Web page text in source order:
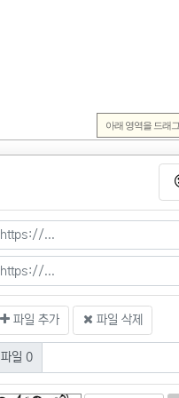
파일 추가 파일 삭제
파일 0